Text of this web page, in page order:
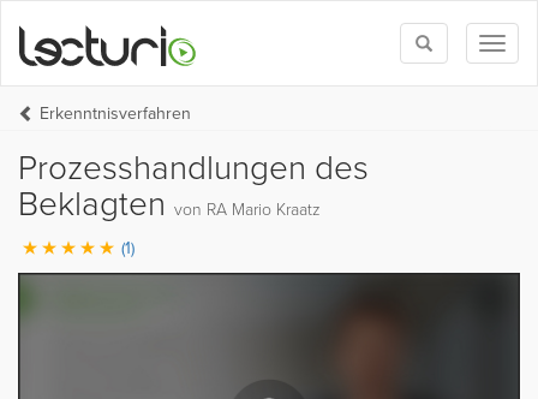
Toggle
search
Erkenntnisverfahren
Prozesshandlungen des
Beklagten von RA Mario Kraatz
(1)